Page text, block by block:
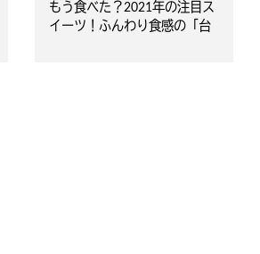
もう食べた？2021年の注目ス
イーツ！ふんわり食感の「台